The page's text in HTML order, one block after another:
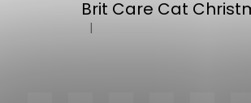
Hodnocení produktu je 5 z 5
|